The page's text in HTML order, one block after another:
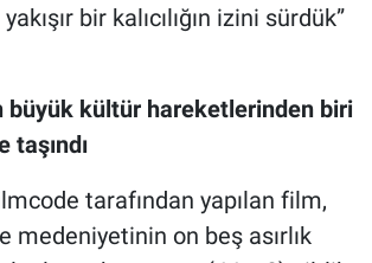
bir kalıcılığın izini sürdük”
büyük kültür hareketlerinden biri
taşındı
tarafından yapılan film,
medeniyetinin on beş asırlık